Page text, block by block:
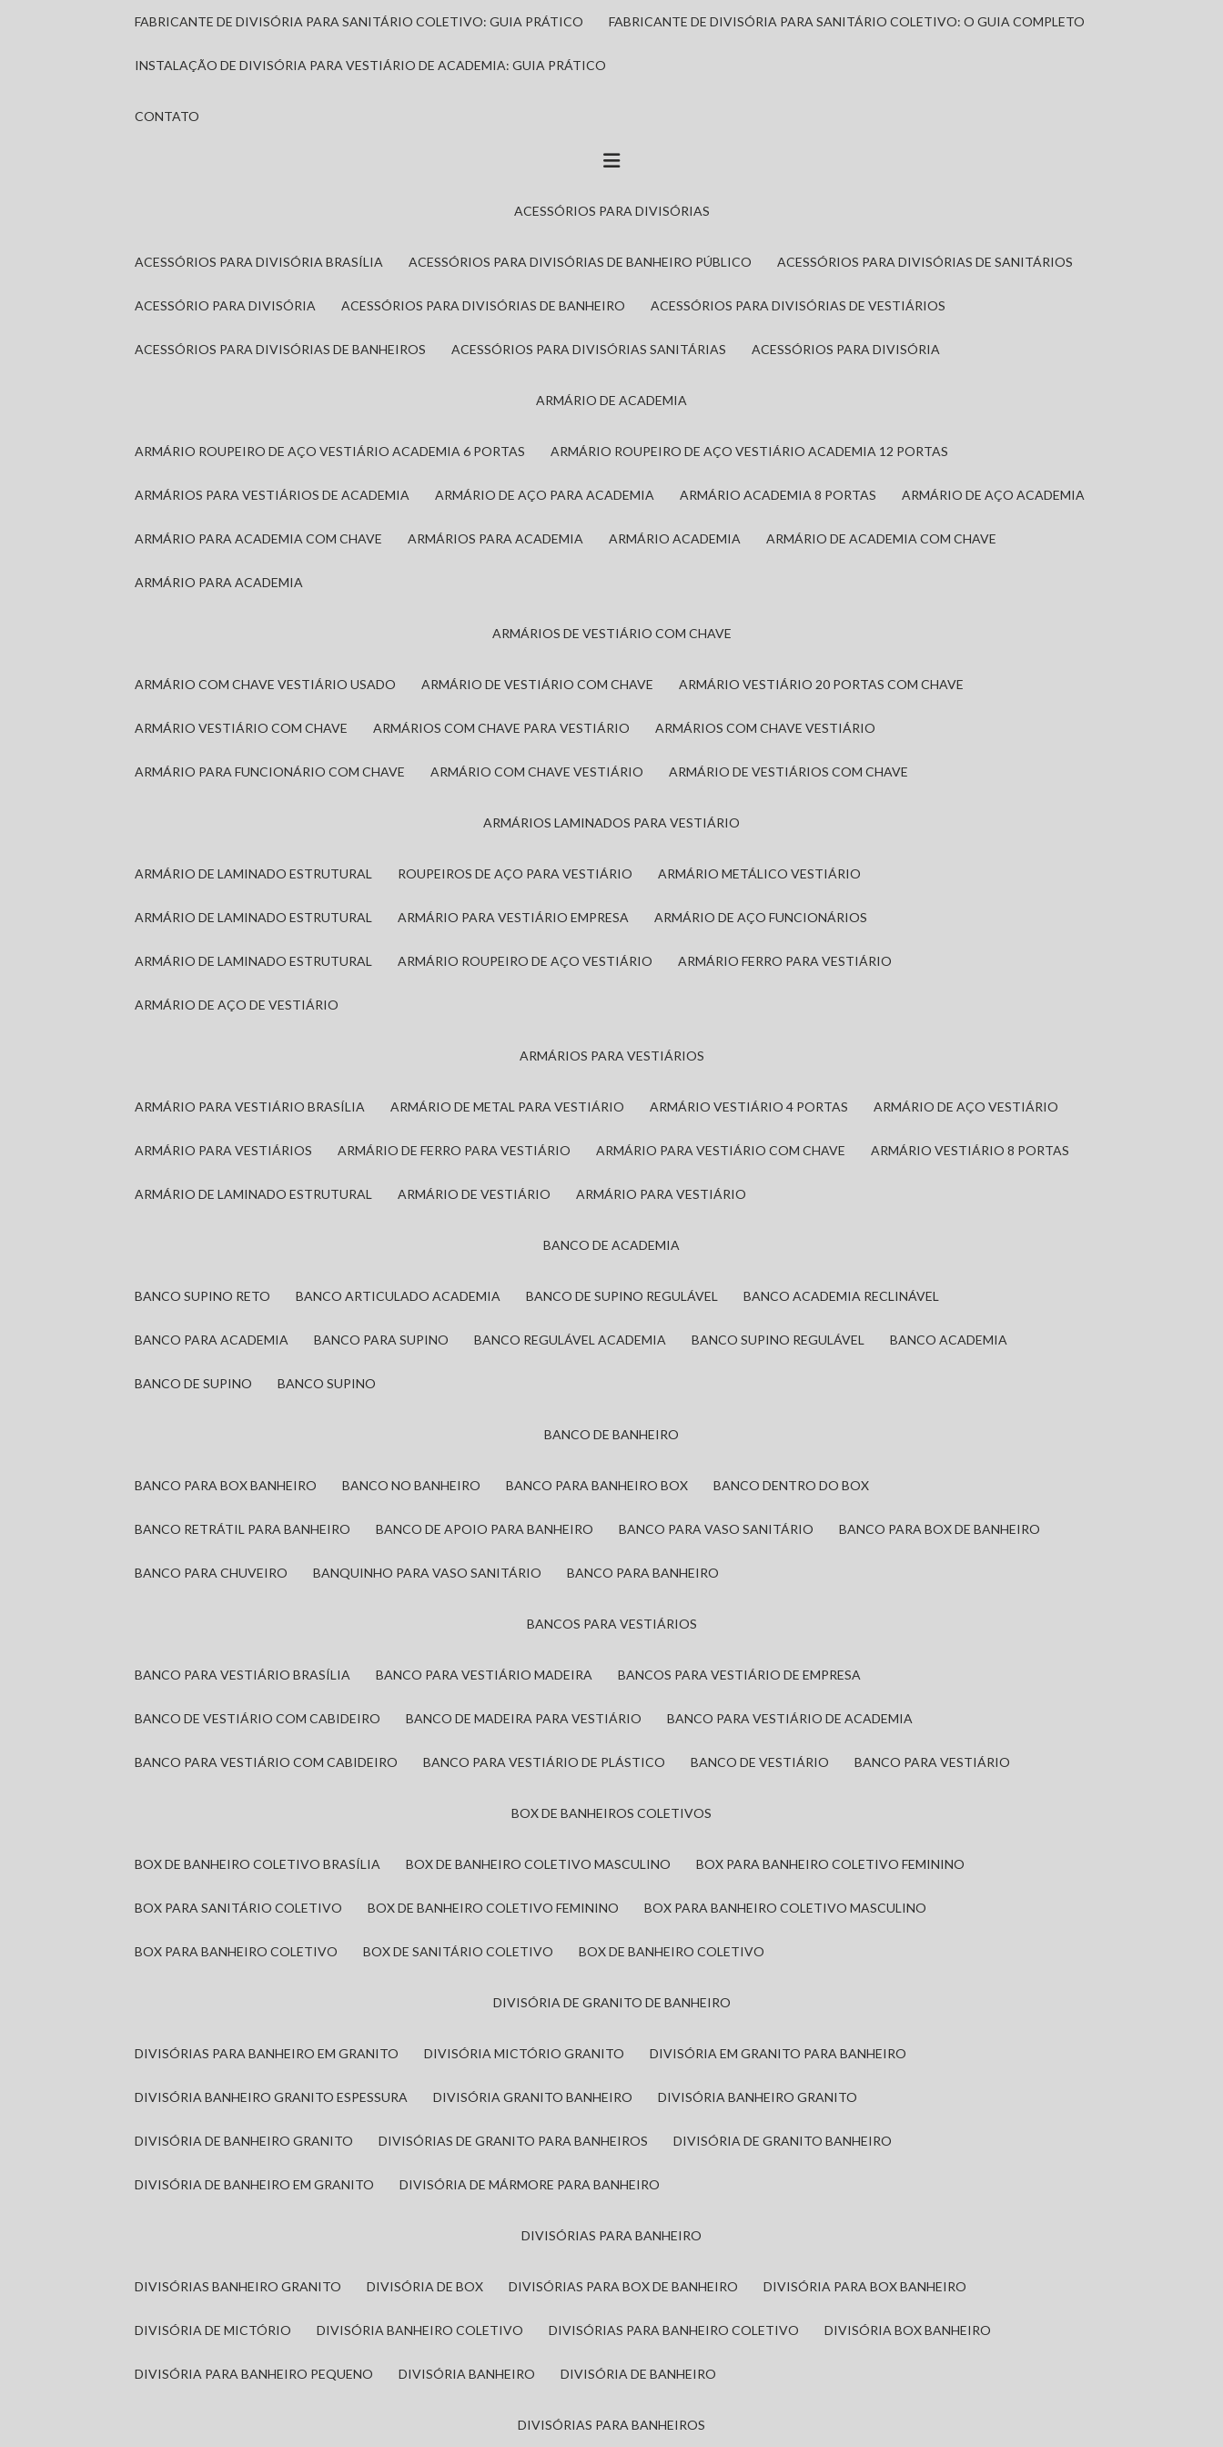
FABRICANTE DE DIVISÓRIA PARA SANITÁRIO COLETIVO: GUIA PRÁTICO FABRICANTE DE DIVISÓRIA PARA SANITÁRIO COLETIVO: O GUIA COMPLETO
INSTALAÇÃO DE DIVISÓRIA PARA VESTIÁRIO DE ACADEMIA: GUIA PRÁTICO
CONTATO
ACESSÓRIOS PARA DIVISÓRIAS
ACESSÓRIOS PARA DIVISÓRIA BRASÍLIA ACESSÓRIOS PARA DIVISÓRIAS DE BANHEIRO PÚBLICO ACESSÓRIOS PARA DIVISÓRIAS DE SANITÁRIOS
ACESSÓRIO PARA DIVISÓRIA ACESSÓRIOS PARA DIVISÓRIAS DE BANHEIRO ACESSÓRIOS PARA DIVISÓRIAS DE VESTIÁRIOS
ACESSÓRIOS PARA DIVISÓRIAS DE BANHEIROS ACESSÓRIOS PARA DIVISÓRIAS SANITÁRIAS ACESSÓRIOS PARA DIVISÓRIA
ARMÁRIO DE ACADEMIA
ARMÁRIO ROUPEIRO DE AÇO VESTIÁRIO ACADEMIA 6 PORTAS ARMÁRIO ROUPEIRO DE AÇO VESTIÁRIO ACADEMIA 12 PORTAS
ARMÁRIOS PARA VESTIÁRIOS DE ACADEMIA ARMÁRIO DE AÇO PARA ACADEMIA ARMÁRIO ACADEMIA 8 PORTAS ARMÁRIO DE AÇO ACADEMIA
ARMÁRIO PARA ACADEMIA COM CHAVE ARMÁRIOS PARA ACADEMIA ARMÁRIO ACADEMIA ARMÁRIO DE ACADEMIA COM CHAVE
ARMÁRIO PARA ACADEMIA
ARMÁRIOS DE VESTIÁRIO COM CHAVE
ARMÁRIO COM CHAVE VESTIÁRIO USADO ARMÁRIO DE VESTIÁRIO COM CHAVE ARMÁRIO VESTIÁRIO 20 PORTAS COM CHAVE
ARMÁRIO VESTIÁRIO COM CHAVE ARMÁRIOS COM CHAVE PARA VESTIÁRIO ARMÁRIOS COM CHAVE VESTIÁRIO
ARMÁRIO PARA FUNCIONÁRIO COM CHAVE ARMÁRIO COM CHAVE VESTIÁRIO ARMÁRIO DE VESTIÁRIOS COM CHAVE
ARMÁRIOS LAMINADOS PARA VESTIÁRIO
ARMÁRIO DE LAMINADO ESTRUTURAL ROUPEIROS DE AÇO PARA VESTIÁRIO ARMÁRIO METÁLICO VESTIÁRIO
ARMÁRIO DE LAMINADO ESTRUTURAL ARMÁRIO PARA VESTIÁRIO EMPRESA ARMÁRIO DE AÇO FUNCIONÁRIOS
ARMÁRIO DE LAMINADO ESTRUTURAL ARMÁRIO ROUPEIRO DE AÇO VESTIÁRIO ARMÁRIO FERRO PARA VESTIÁRIO
ARMÁRIO DE AÇO DE VESTIÁRIO
ARMÁRIOS PARA VESTIÁRIOS
ARMÁRIO PARA VESTIÁRIO BRASÍLIA ARMÁRIO DE METAL PARA VESTIÁRIO ARMÁRIO VESTIÁRIO 4 PORTAS ARMÁRIO DE AÇO VESTIÁRIO
ARMÁRIO PARA VESTIÁRIOS ARMÁRIO DE FERRO PARA VESTIÁRIO ARMÁRIO PARA VESTIÁRIO COM CHAVE ARMÁRIO VESTIÁRIO 8 PORTAS
ARMÁRIO DE LAMINADO ESTRUTURAL ARMÁRIO DE VESTIÁRIO ARMÁRIO PARA VESTIÁRIO
BANCO DE ACADEMIA
BANCO SUPINO RETO BANCO ARTICULADO ACADEMIA BANCO DE SUPINO REGULÁVEL BANCO ACADEMIA RECLINÁVEL
BANCO PARA ACADEMIA BANCO PARA SUPINO BANCO REGULÁVEL ACADEMIA BANCO SUPINO REGULÁVEL BANCO ACADEMIA
BANCO DE SUPINO BANCO SUPINO
BANCO DE BANHEIRO
BANCO PARA BOX BANHEIRO BANCO NO BANHEIRO BANCO PARA BANHEIRO BOX BANCO DENTRO DO BOX
BANCO RETRÁTIL PARA BANHEIRO BANCO DE APOIO PARA BANHEIRO BANCO PARA VASO SANITÁRIO BANCO PARA BOX DE BANHEIRO
BANCO PARA CHUVEIRO BANQUINHO PARA VASO SANITÁRIO BANCO PARA BANHEIRO
BANCOS PARA VESTIÁRIOS
BANCO PARA VESTIÁRIO BRASÍLIA BANCO PARA VESTIÁRIO MADEIRA BANCOS PARA VESTIÁRIO DE EMPRESA
BANCO DE VESTIÁRIO COM CABIDEIRO BANCO DE MADEIRA PARA VESTIÁRIO BANCO PARA VESTIÁRIO DE ACADEMIA
BANCO PARA VESTIÁRIO COM CABIDEIRO BANCO PARA VESTIÁRIO DE PLÁSTICO BANCO DE VESTIÁRIO BANCO PARA VESTIÁRIO
BOX DE BANHEIROS COLETIVOS
BOX DE BANHEIRO COLETIVO BRASÍLIA BOX DE BANHEIRO COLETIVO MASCULINO BOX PARA BANHEIRO COLETIVO FEMININO
BOX PARA SANITÁRIO COLETIVO BOX DE BANHEIRO COLETIVO FEMININO BOX PARA BANHEIRO COLETIVO MASCULINO
BOX PARA BANHEIRO COLETIVO BOX DE SANITÁRIO COLETIVO BOX DE BANHEIRO COLETIVO
DIVISÓRIA DE GRANITO DE BANHEIRO
DIVISÓRIAS PARA BANHEIRO EM GRANITO DIVISÓRIA MICTÓRIO GRANITO DIVISÓRIA EM GRANITO PARA BANHEIRO
DIVISÓRIA BANHEIRO GRANITO ESPESSURA DIVISÓRIA GRANITO BANHEIRO DIVISÓRIA BANHEIRO GRANITO
DIVISÓRIA DE BANHEIRO GRANITO DIVISÓRIAS DE GRANITO PARA BANHEIROS DIVISÓRIA DE GRANITO BANHEIRO
DIVISÓRIA DE BANHEIRO EM GRANITO DIVISÓRIA DE MÁRMORE PARA BANHEIRO
DIVISÓRIAS PARA BANHEIRO
DIVISÓRIAS BANHEIRO GRANITO DIVISÓRIA DE BOX DIVISÓRIAS PARA BOX DE BANHEIRO DIVISÓRIA PARA BOX BANHEIRO
DIVISÓRIA DE MICTÓRIO DIVISÓRIA BANHEIRO COLETIVO DIVISÓRIAS PARA BANHEIRO COLETIVO DIVISÓRIA BOX BANHEIRO
DIVISÓRIA PARA BANHEIRO PEQUENO DIVISÓRIA BANHEIRO DIVISÓRIA DE BANHEIRO
DIVISÓRIAS PARA BANHEIROS